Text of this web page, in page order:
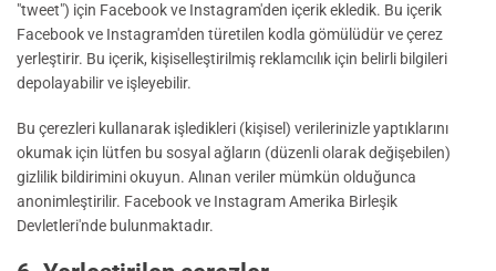
"tweet") için Facebook ve Instagram'den içerik ekledik. Bu içerik
Facebook ve Instagram'den türetilen kodla gömülüdür ve çerez
yerleştirir. Bu içerik, kişiselleştirilmiş reklamcılık için belirli bilgileri
depolayabilir ve işleyebilir.
Bu çerezleri kullanarak işledikleri (kişisel) verilerinizle yaptıklarını
okumak için lütfen bu sosyal ağların (düzenli olarak değişebilen)
gizlilik bildirimini okuyun. Alınan veriler mümkün olduğunca
anonimleştirilir. Facebook ve Instagram Amerika Birleşik
Devletleri'nde bulunmaktadır.